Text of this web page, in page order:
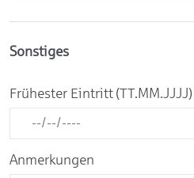
Sonstiges
Frühester Eintritt (TT.MM.JJJJ)
Anmerkungen